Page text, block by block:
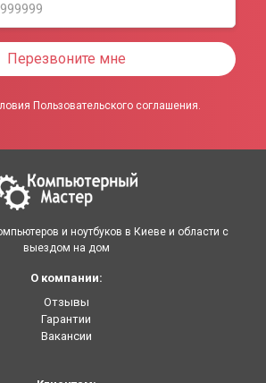
Перезвоните мне
Пользовательского соглашения.
и ноутбуков в Киеве и области с
выездом на дом
О компании:
Отзывы
Гарантии
Вакансии